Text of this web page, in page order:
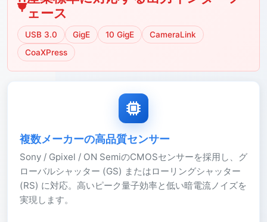
ェース
USB 3.0 GigE 10 GigE
CameraLink
CoaXPress
複数メーカーの高品質センサー
Sony / Gpixel / ON SemiのCMOSセンサーを採用し、グ
ローバルシャッター (GS) またはローリングシャッター
(RS) に対応。高いピーク量子効率と低い暗電流ノイズを
実現します。